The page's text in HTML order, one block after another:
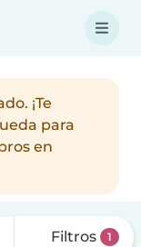
¡Te
para
en
Filtros 1